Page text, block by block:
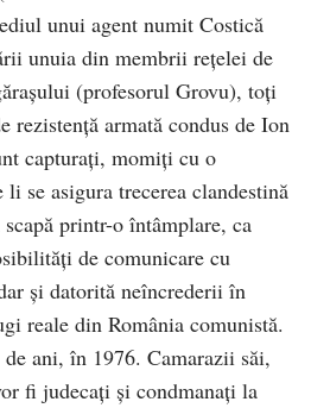
unui agent numit Costică
unuia din membrii reţelei de
(profesorul Grovu), toţi
rezistenţă armată condus de Ion
capturaţi, momiţi cu o
se asigura trecerea clandestină
printr-o întâmplare, ca
de comunicare cu
şi datorită neîncrederii în
reale din România comunistă.
ani, în 1976. Camarazii săi,
fi judecaţi şi condmanaţi la